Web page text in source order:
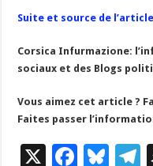
Suite et source de l’article
Corsica Infurmazione:
sociaux et des Blogs
Vous aimez cet article ?
Faites passer
X
F
Bl